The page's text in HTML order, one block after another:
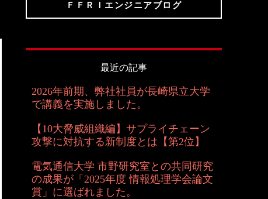
ＦＦＲＩエンジニアブログ
最近の記事
2026年前期、弊社社員が長崎県立大学
で講義を実施しました。
【10大脅威組織編】サプライチェーン
攻撃に対抗する新制度とは【第2位】
電気通信大学 市野研究室との共同研究
の成果が「2025年度 情報処理学会論文
賞」に選ばれました。